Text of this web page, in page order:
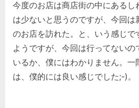
今度のお店は商店街の中にある
は少ないと思うのですが、今回は
のお店を訪れた。と、いう感じで
ようですが、今回は行ってないの
いるか、僕にはわかりません。一
は、僕的には良い感じでした;-)。